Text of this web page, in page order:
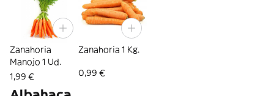
Zanahoria
Manojo 1 Ud.
1,99 €
Zanahoria 1 Kg.
0,99 €